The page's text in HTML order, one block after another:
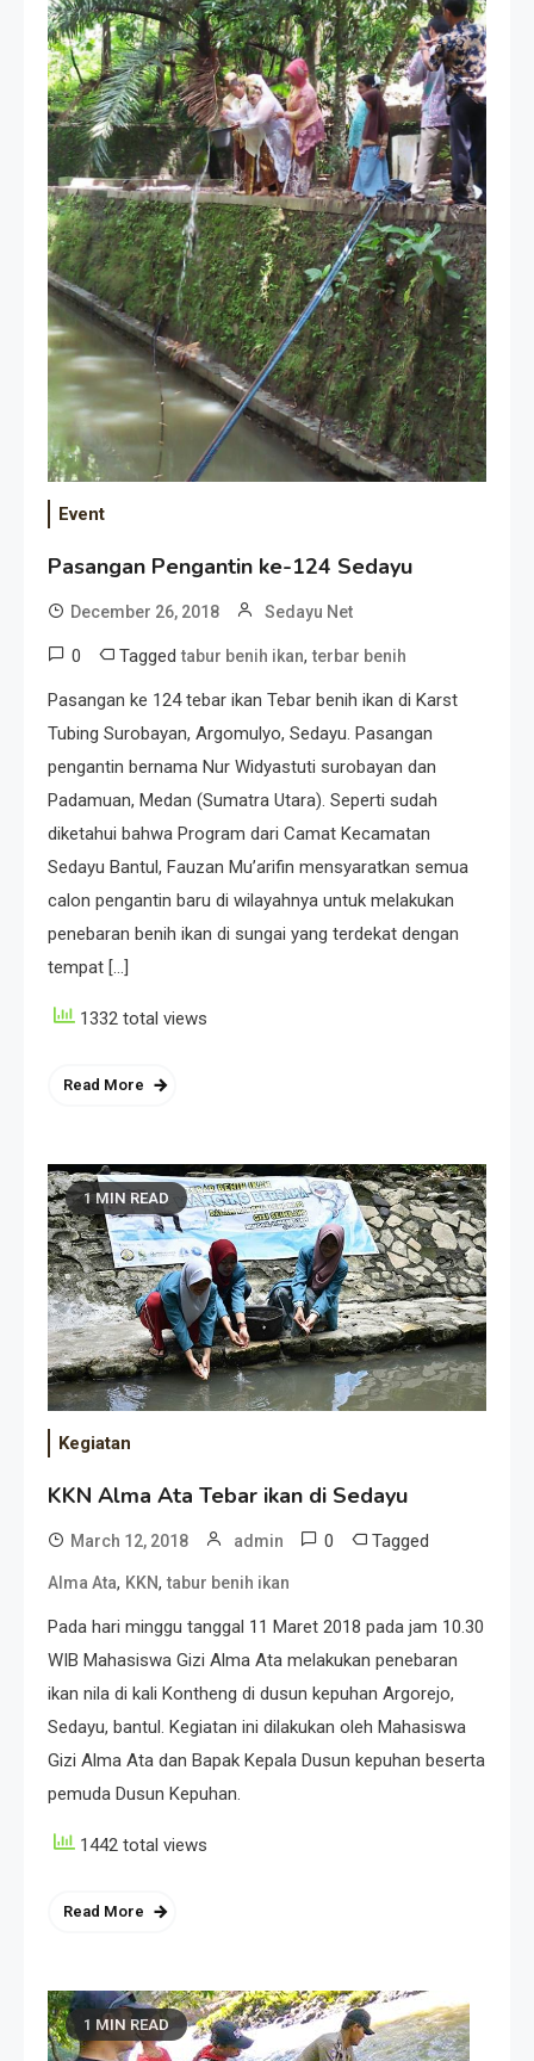
Event
Pasangan Pengantin ke-124 Sedayu
December 26, 2018 Sedayu Net
0 Taggedtabur benih ikan,terbar benih
Pasangan ke 124 tebar ikan Tebar benih ikan di Karst
Tubing Surobayan, Argomulyo, Sedayu. Pasangan
pengantin bernama Nur Widyastuti surobayan dan
Padamuan, Medan (Sumatra Utara). Seperti sudah
diketahui bahwa Program dari Camat Kecamatan
Sedayu Bantul, Fauzan Mu’arifin mensyaratkan semua
calon pengantin baru di wilayahnya untuk melakukan
penebaran benih ikan di sungai yang terdekat dengan
tempat […]
1332 total views
Read More
1 MIN READ
Kegiatan
KKN Alma Ata Tebar ikan di Sedayu
March 12, 2018 admin 0 Tagged
Alma Ata, KKN,tabur benih ikan
Pada hari minggu tanggal 11 Maret 2018 pada jam 10.30
WIB Mahasiswa Gizi Alma Ata melakukan penebaran
ikan nila di kali Kontheng di dusun kepuhan Argorejo,
Sedayu, bantul. Kegiatan ini dilakukan oleh Mahasiswa
Gizi Alma Ata dan Bapak Kepala Dusun kepuhan beserta
pemuda Dusun Kepuhan.
1442 total views
Read More
1 MIN READ